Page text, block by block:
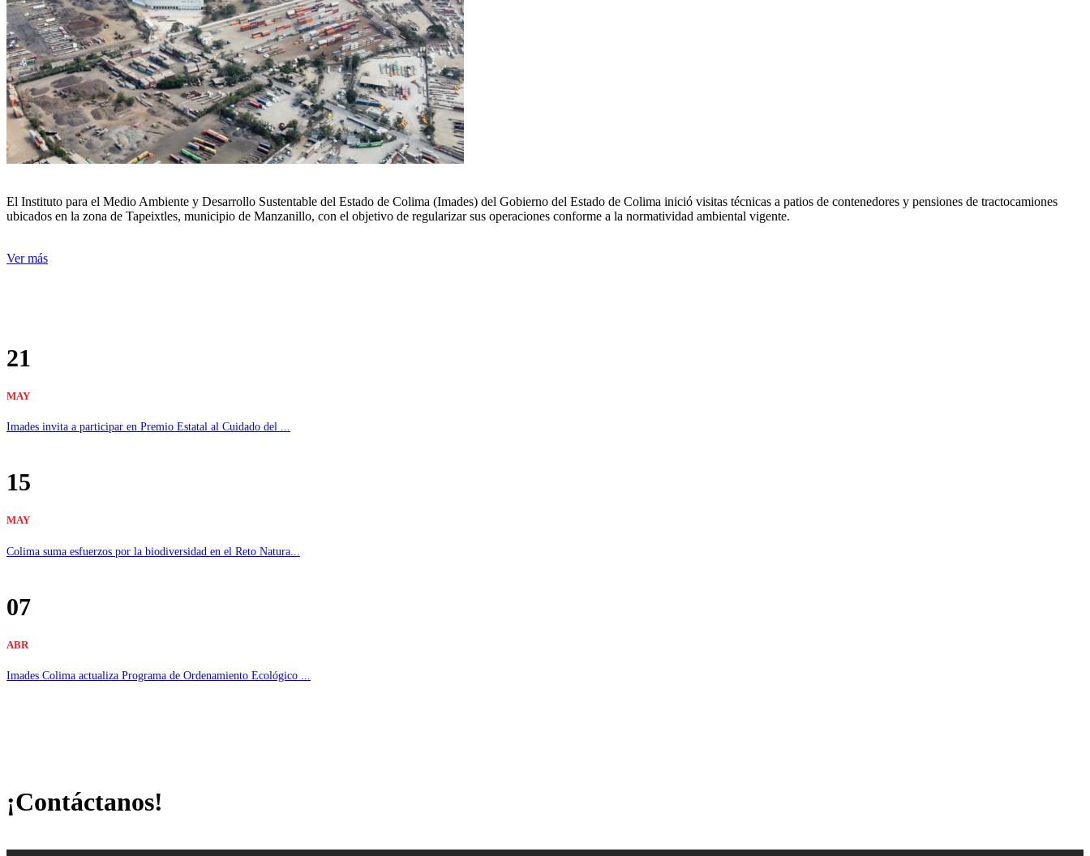
El Instituto para el Medio Ambiente y Desarrollo Sustentable del Estado de Colima (Imades) del Gobierno del Estado de Colima inició visitas técnicas a patios de contenedores y pensiones de tractocamiones
ubicados en la zona de Tapeixtles, municipio de Manzanillo, con el objetivo de regularizar sus operaciones conforme a la normatividad ambiental vigente.
Ver más
21
MAY
Imades invita a participar en Premio Estatal al Cuidado del ...
15
MAY
Colima suma esfuerzos por la biodiversidad en el Reto Natura...
07
ABR
Imades Colima actualiza Programa de Ordenamiento Ecológico ...
¡Contáctanos!